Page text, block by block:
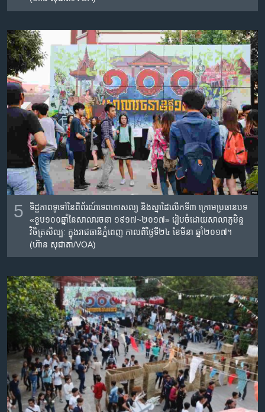
5
ទិដ្ឋភាពទូទៅនៃពិព័រណ៍​ទេពកោសល្យ​ និង​ស្នាដៃ​លើក​ទី​៣​ ក្រោម​ប្រធានបទ​
«ខួប​១០០​ឆ្នាំ​នៃ​សាលា​រចនា​ ១៩១៧~២០១៧» រៀបចំដោយសាលា​ភូមិន្ទ​
វិចិត្រ​សិល្បៈ​ ក្នុងរាជធានីភ្នំពេញ កាលពីថ្ងៃទី២៤ ខែមីនា ឆ្នាំ២០១៧។
(ហ៊ាន សុជាតា/VOA)